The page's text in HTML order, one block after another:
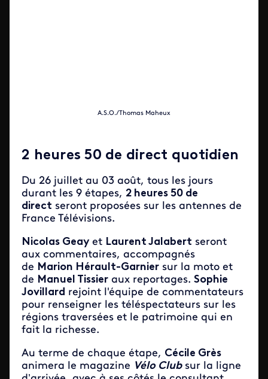
A.S.O./Thomas Maheux
2 heures 50 de direct quotidien
Du 26 juillet au 03 août, tous les jours
durant les 9 étapes, 2 heures 50 de
direct seront proposées sur les antennes de
France Télévisions.
Nicolas Geayet Laurent Jalabert seront
aux commentaires, accompagnés
de Marion Hérault-Garnier sur la moto et
de Manuel Tissier aux reportages. Sophie
Jovillard rejoint l'équipe de commentateurs
pour renseigner les téléspectateurs sur les
régions traversées et le patrimoine qui en
fait la richesse.
Au terme de chaque étape, Cécile Grès
animera le magazine Vélo Clubsur la ligne